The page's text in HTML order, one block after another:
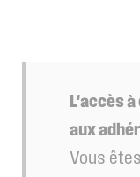
L'accès
aux
Vous